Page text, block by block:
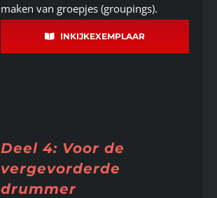
maken van groepjes (groupings).
INKIJKEXEMPLAAR
Deel 4: Voor de
vergevorderde
drummer